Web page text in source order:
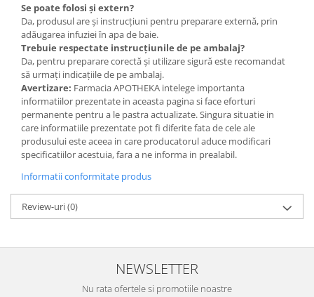
Se poate folosi și extern?
Da, produsul are și instrucțiuni pentru preparare externă, prin
adăugarea infuziei în apa de baie.
Trebuie respectate instrucțiunile de pe ambalaj?
Da, pentru preparare corectă și utilizare sigură este recomandat
să urmați indicațiile de pe ambalaj.
Avertizare: Farmacia APOTHEKA intelege importanta
informatiilor prezentate in aceasta pagina si face eforturi
permanente pentru a le pastra actualizate. Singura situatie in
care informatiile prezentate pot fi diferite fata de cele ale
produsului este aceea in care producatorul aduce modificari
specificatiilor acestuia, fara a ne informa in prealabil.
Informatii conformitate produs
Review-uri(0)
NEWSLETTER
Nu rata ofertele si promotiile noastre